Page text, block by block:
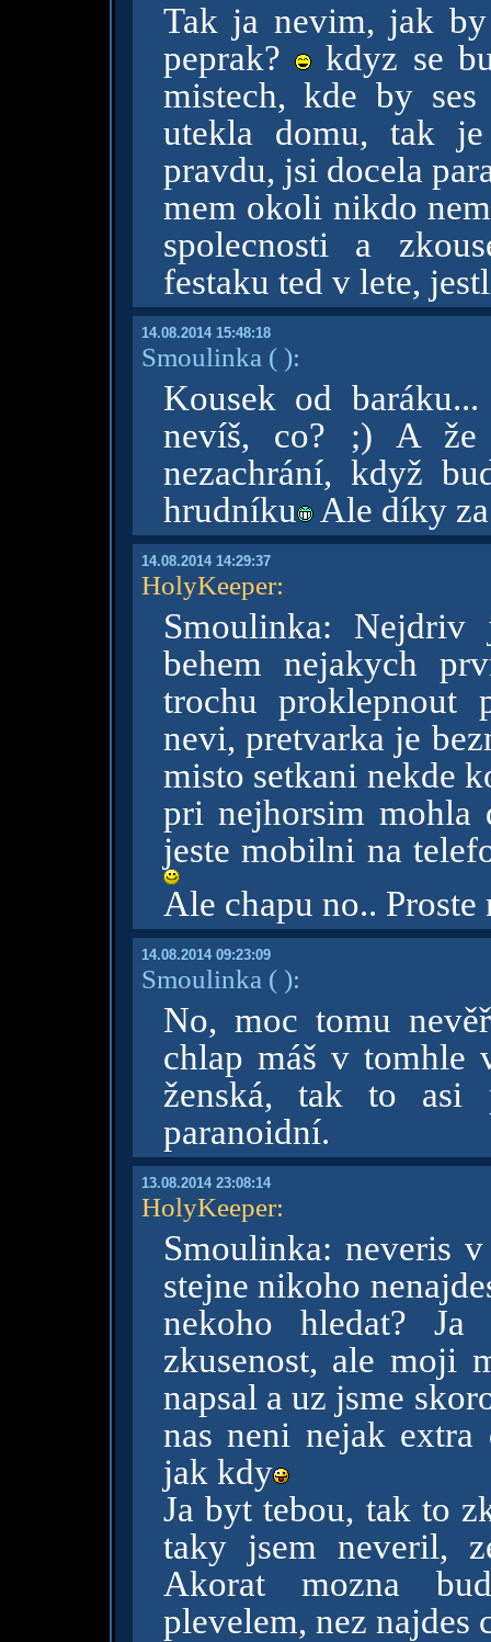
Tak ja nevim, jak by
peprak?
kdyz se
mistech, kde by
utekla domu, tak
pravdu, jsi docela
mem okoli nikdo
spolecnosti a
festaku ted v lete,
14.08.2014 15:48:18
Smoulinka ( ):
Kousek od
nevíš, co? ;) A
nezachrání, když
hrudníku Ale díky
14.08.2014 14:29:37
HolyKeeper:
Smoulinka:
behem nejakych
trochu
nevi, pretvarka je
misto setkani nekde
pri nejhorsim mohla
jeste mobilni na
Ale chapu no.. Proste
14.08.2014 09:23:09
Smoulinka ( ):
No, moc tomu
chlap máš v tomhle
ženská, tak to asi
paranoidní.
13.08.2014 23:08:14
HolyKeeper:
Smoulinka: neveris
stejne nikoho
nekoho hledat?
zkusenost, ale moji
napsal a uz jsme
nas neni nejak
jak kdy
Ja byt tebou, tak to
taky jsem neveril,
Akorat mozna
plevelem, nez najdes